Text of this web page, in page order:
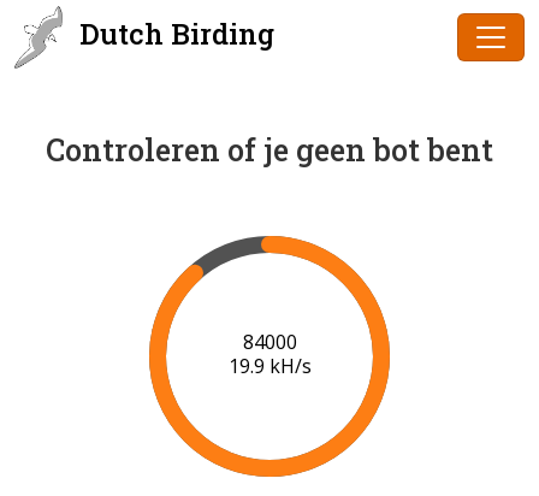
Dutch Birding
Controleren of je geen bot bent
86000
20.0 kH/s